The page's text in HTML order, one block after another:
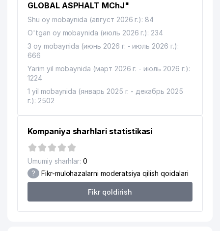
GLOBAL ASPHALT MChJ"
Shu oy mobaynida (август 2026 г.): 84
O'tgan oy mobaynida (июль 2026 г.): 234
3 oy mobaynida (июнь 2026 г. - июль 2026 г.):
666
Yarim yil mobaynida (март 2026 г. - июль 2026 г.):
1224
1 yil mobaynida (январь 2025 г. - декабрь 2025
г.): 2502
Kompaniya sharhlari statistikasi
Umumiy sharhlar: 0
? Fikr-mulohazalarni moderatsiya qilish qoidalari
Fikr qoldirish